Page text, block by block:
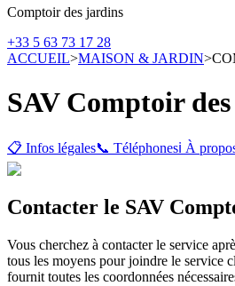
Comptoir des jardins
+33 5 63 73 17 28
ACCUEIL>MAISON & JARDIN>
SAV Comptoir
📋 Infos légales📞 Téléphonesℹ️ À
Contacter le SAV
Vous cherchez à contacter le service
tous les moyens pour joindre le service
fournit toutes les coordonnées